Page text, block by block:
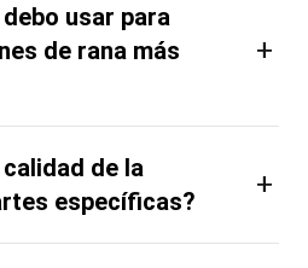
usar para
de rana más
+
de la
específicas?
+